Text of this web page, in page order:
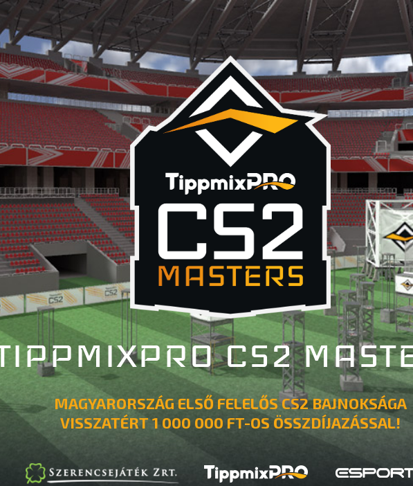
CS2
MAGYARORSZÁG ELSŐ FELELŐS CS2 BAJNOKSÁGA
VISSZATÉRT 1 000 000 FT-OS ÖSSZDÍJAZÁSSAL!